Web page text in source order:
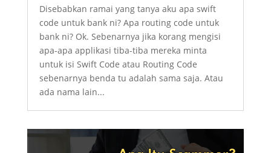
Disebabkan ramai yang tanya aku apa swift
code untuk bank ni? Apa routing code untuk
bank ni? Ok. Sebenarnya jika korang mengisi
apa-apa applikasi tiba-tiba mereka minta
untuk isi Swift Code atau Routing Code
sebenarnya benda tu adalah sama saja. Atau
ada nama lain...